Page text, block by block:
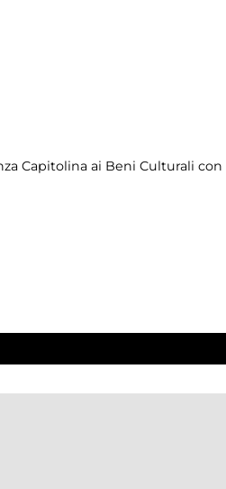
Capitolina ai Beni Culturali con